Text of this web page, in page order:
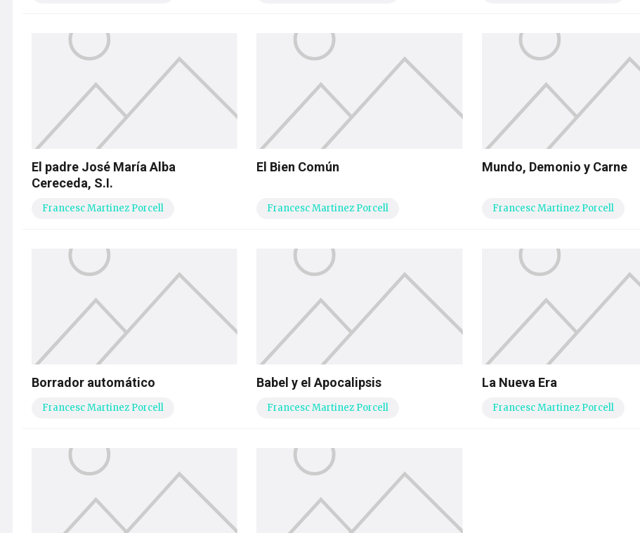
El padre José María Alba
Cereceda, S.I.
Francesc Martinez Porcell
El Bien Común
Francesc Martinez Porcell
Mundo, Demonio y Carne
Francesc Martinez Porcell
Borrador automático
Francesc Martinez Porcell
Babel y el Apocalipsis
Francesc Martinez Porcell
La Nueva Era
Francesc Martinez Porcell